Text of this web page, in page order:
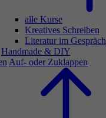
alle Kurse
Kreatives Schreiben
Literatur im Gespräch
Handmade & DIY
Auf- oder Zuklappen